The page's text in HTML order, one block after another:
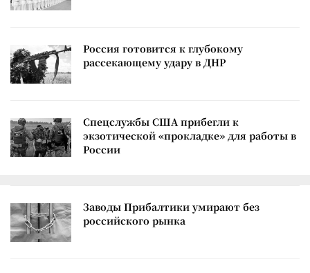
Россия готовится к глубокому
рассекающему удару в ДНР
Спецслужбы США прибегли к
экзотической «прокладке» для работы в
России
Заводы Прибалтики умирают без
российского рынка